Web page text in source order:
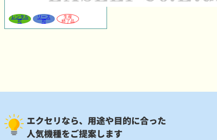
レンタル
可
リース
可
生産
終了品
エクセリなら、用途や目的に合った
人気機種をご提案します